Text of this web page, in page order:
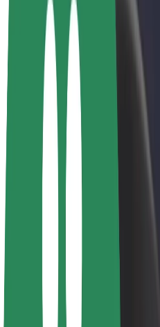
Bolt Drive
Bolt for Business
E-Bikes
Bolt Plus
Erziele Umsatz mit Bolt
Fahrer:innen